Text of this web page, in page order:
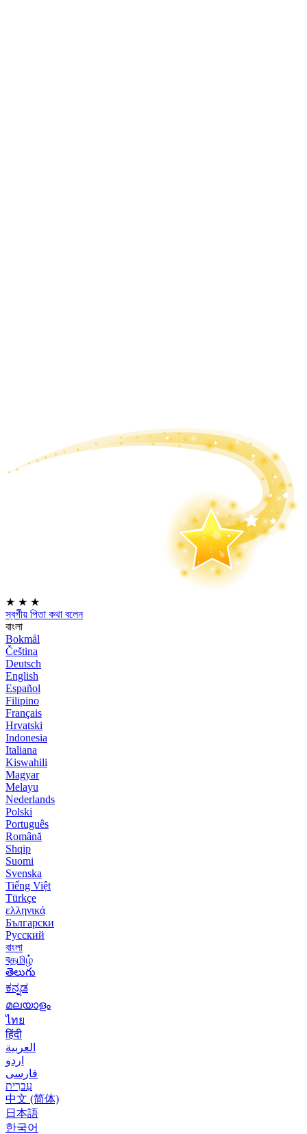
★ ★ ★
স্বর্গীয় পিতা কথা বলেন
বাংলা
Bokmål
Čeština
Deutsch
English
Español
Filipino
Français
Hrvatski
Indonesia
Italiana
Kiswahili
Magyar
Melayu
Nederlands
Polski
Português
Română
Shqip
Suomi
Svenska
Tiếng Việt
Türkçe
ελληνικά
Български
Русский
বাংলা
বதமிழ்
తెలుగు
ಕನ್ನಡ
മലയാളം
ไทย
हिंदी
العربية
اردو
فارسی
עִברִית
中文 (简体)
日本語
한국어